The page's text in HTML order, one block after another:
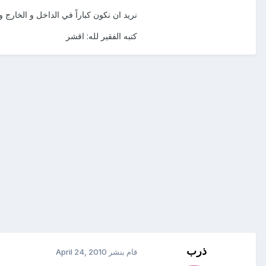
نريد ان نكون كباراً في الداخل و الخارج
كتبه الفقير لله: اقشر
ذرب قام بنشر April 24, 2010